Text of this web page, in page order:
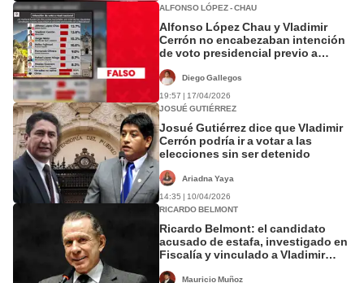
ALFONSO LÓPEZ - CHAU
Alfonso López Chau y Vladimir
Cerrón no encabezaban intención
de voto presidencial previo a
estaba registrada en el JNE
Diego Gallegos
19:57 | 17/04/2026
JOSUÉ GUTIÉRREZ
Josué Gutiérrez dice que Vladimir
Cerrón podría ir a votar a las
elecciones sin ser detenido
Ariadna Yaya
14:35 | 10/04/2026
RICARDO BELMONT
Ricardo Belmont: el candidato
acusado de estafa, investigado en
Fiscalía y vinculado a Vladimir
Mauricio Muñoz